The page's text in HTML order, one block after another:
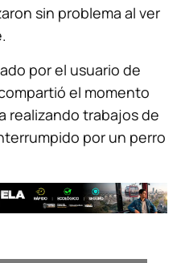
sin problema al ver
por el usuario de
el momento
realizando trabajos de
por un perro